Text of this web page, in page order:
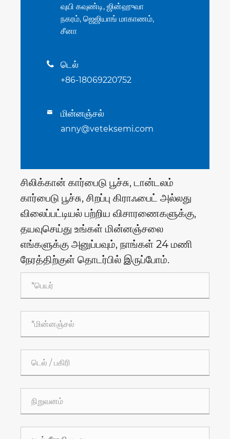
வுயி கவுண்டி, ஜின்ஹுவா
நகரம், ஜெஜியாங் மாகாணம்,
சீனா
 டெல்
+86-18069220752
 மின்னஞ்சல்
anny@veteksemi.com
சிலிக்கான் கார்பைடு பூச்சு, டான்டலம்
கார்பைடு பூச்சு, சிறப்பு கிராஃபைட் அல்லது
விலைப்பட்டியல் பற்றிய விசாரணைகளுக்கு,
தயவுசெய்து உங்கள் மின்னஞ்சலை
எங்களுக்கு அனுப்பவும், நாங்கள் 24 மணி
நேரத்திற்குள் தொடர்பில் இருப்போம்.